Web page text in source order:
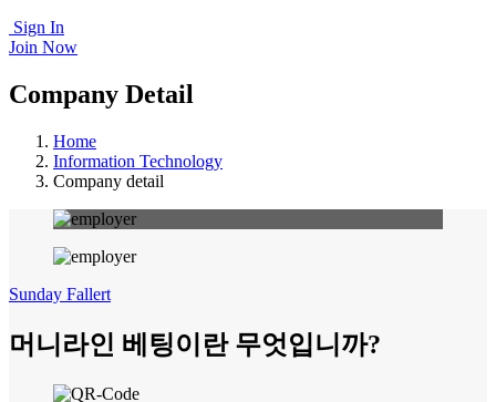
Sign In
Join Now
Company Detail
Home
Information Technology
Company detail
Sunday Fallert
머니라인 베팅이란 무엇입니까?